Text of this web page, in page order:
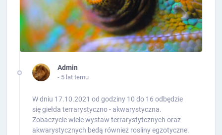
Admin
- 5 lat temu
W dniu 17.10.2021 od godziny 10 do 16 odbędzie
się giełda terrarystyczno - akwarystyczna.
Zobaczycie wiele wystaw terrarystytcznych oraz
akwarystycznych bedą również rosliny egzotyczne.